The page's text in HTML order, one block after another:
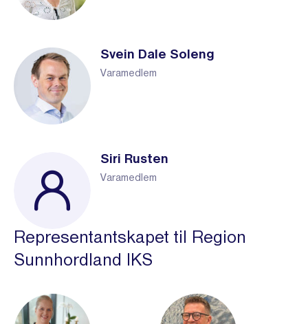
Svein Dale Soleng
Varamedlem
Siri Rusten
Varamedlem
Representantskapet til Region
Sunnhordland IKS